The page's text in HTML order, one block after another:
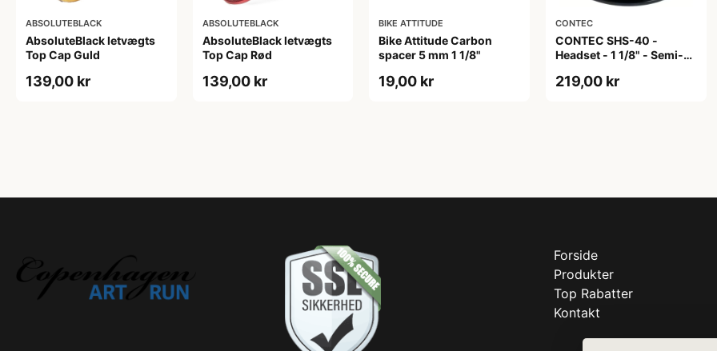
ABSOLUTEBLACK
AbsoluteBlack letvægts
Top Cap Guld
139,00 kr
ABSOLUTEBLACK
AbsoluteBlack letvægts
Top Cap Rød
139,00 kr
BIKE ATTITUDE
Bike Attitude Carbon
spacer 5 mm 1 1/8"
19,00 kr
CONTEC
CONTEC SHS-40 -
Headset - 1 1/8" - Semi-
Ø 44mm - Sort
219,00 kr
Forside
Produkter
Top Rabatter
Kontakt